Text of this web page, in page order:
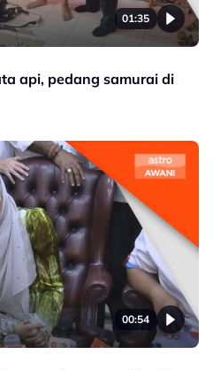
01:35
api, pedang samurai di
00:54